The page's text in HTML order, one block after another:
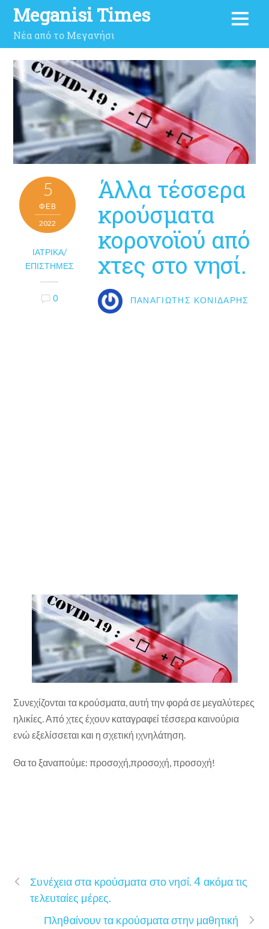
Meganisi Times
Νέα από το Μεγανήσι
5
ΦΕΒ
2022
ΙΑΤΡΙΚΆ/
ΕΠΙΣΤΉΜΕΣ
0
Άλλα τέσσερα
κρούσματα
κορονοϊού από
χτες στο νησί.
ΠΑΝΑΓΙΏΤΗΣ ΚΟΝΙΔΆΡΗΣ
Συνεχίζονται τα κρούσματα, αυτή την φορά σε μεγαλύτερες
ηλικίες. Από χτες έχουν καταγραφεί τέσσερα καινούρια
ενώ εξελίσσεται και η σχετική ιχνηλάτηση.
Θα το ξαναπούμε: προσοχή,προσοχή, προσοχή!
Συνέχεια στα κρούσματα στο νησί. 4 ακόμα τις
τελευταίες μέρες.
Πληθαίνουν τα κρούσματα στην μαθητική